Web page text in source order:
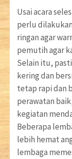
Usai acara
perlu
ringan agar
pemutih agar
Selain itu,
kering dan
tetap rapi dan
perawatan
kegiatan
Beberapa
lebih hemat
lembaga